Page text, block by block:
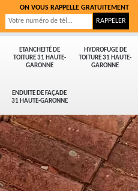
ETANCHEITÉ DE
TOITURE 31 HAUTE-
GARONNE
HYDROFUGE DE
TOITURE 31 HAUTE-
GARONNE
ENDUITE DE FAÇADE
31 HAUTE-GARONNE
ON VOUS RAPPELLE GRATUITEMENT